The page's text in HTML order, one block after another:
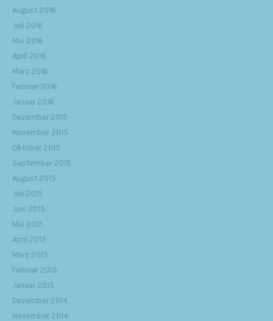
August 2016
Juli 2016
Mai 2016
April 2016
März 2016
Februar 2016
Januar 2016
Dezember 2015
November 2015
Oktober 2015
September 2015
August 2015
Juli 2015
Juni 2015
Mai 2015
April 2015
März 2015
Februar 2015
Januar 2015
Dezember 2014
November 2014